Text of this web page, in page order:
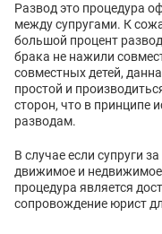
Развод это процедура
между супругами. К
большой процент
брака не нажили
совместных детей,
простой и
сторон, что в принципе
разводам.
В случае если супруги
движимое и
процедура является
сопровождение юрист